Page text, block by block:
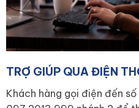
TRỢ GIÚP QUA ĐIỆN
Khách hàng gọi điện đến